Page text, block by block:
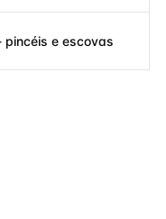
pincéis e escovas